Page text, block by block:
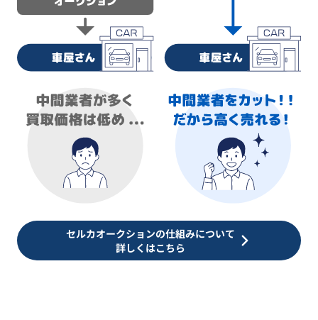
セルカオークションの仕組みについて
詳しくはこちら